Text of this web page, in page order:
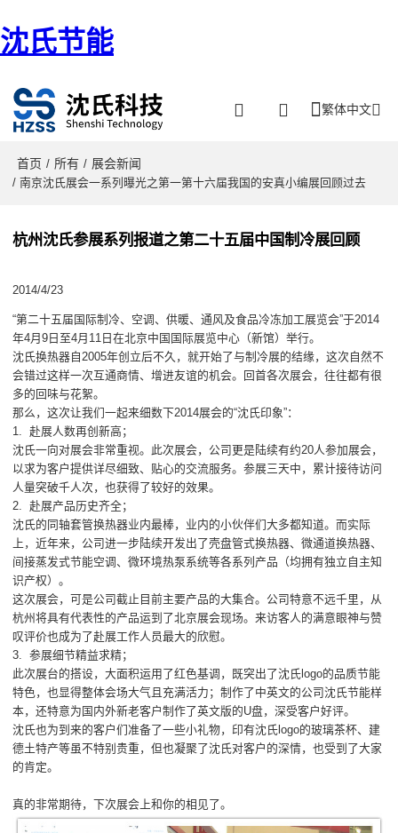
沈氏节能
繁体中文
首页 / 所有 / 展会新闻
/ 南京沈氏展会一系列曝光之第一第十六届我国的安真小编展回顾过去
杭州沈氏参展系列报道之第二十五届中国制冷展回顾
2014/4/23
“第二十五届国际制冷、空调、供暖、通风及食品冷冻加工展览会”于2014
年4月9日至4月11日在北京中国国际展览中心（新馆）举行。
沈氏换热器自2005年创立后不久，就开始了与制冷展的结缘，这次自然不
会错过这样一次互通商情、增进友谊的机会。回首各次展会，往往都有很
多的回味与花絮。
那么，这次让我们一起来细数下2014展会的“沈氏印象”：
1. 赴展人数再创新高；
沈氏一向对展会非常重视。此次展会，公司更是陆续有约20人参加展会，
以求为客户提供详尽细致、贴心的交流服务。参展三天中，累计接待访问
人量突破千人次，也获得了较好的效果。
2. 赴展产品历史齐全；
沈氏的同轴套管换热器业内最棒，业内的小伙伴们大多都知道。而实际
上，近年来，公司进一步陆续开发出了壳盘管式换热器、微通道换热器、
间接蒸发式节能空调、微环境热泵系统等各系列产品（均拥有独立自主知
识产权）。
这次展会，可是公司截止目前主要产品的大集合。公司特意不远千里，从
杭州将具有代表性的产品运到了北京展会现场。来访客人的满意眼神与赞
叹评价也成为了赴展工作人员最大的欣慰。
3. 参展细节精益求精；
此次展台的搭设，大面积运用了红色基调，既突出了沈氏logo的品质节能
特色，也显得整体会场大气且充满活力；制作了中英文的公司沈氏节能样
本，还特意为国内外新老客户制作了英文版的U盘，深受客户好评。
沈氏也为到来的客户们准备了一些小礼物，印有沈氏logo的玻璃茶杯、建
德土特产等虽不特别贵重，但也凝聚了沈氏对客户的深情，也受到了大家
的肯定。
真的非常期待，下次展会上和你的相见了。